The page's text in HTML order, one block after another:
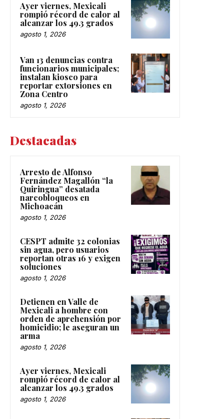
Ayer viernes, Mexicali
rompió récord de calor al
alcanzar los 49.3 grados
agosto 1, 2026
Van 13 denuncias contra
funcionarios municipales;
instalan kiosco para
reportar extorsiones en
Zona Centro
agosto 1, 2026
Destacadas
Arresto de Alfonso
Fernández Magallón “la
Quiringua” desatada
narcobloqueos en
Michoacán
agosto 1, 2026
CESPT admite 32 colonias
sin agua, pero usuarios
reportan otras 16 y exigen
soluciones
agosto 1, 2026
Detienen en Valle de
Mexicali a hombre con
orden de aprehensión por
homicidio; le aseguran un
arma
agosto 1, 2026
Ayer viernes, Mexicali
rompió récord de calor al
alcanzar los 49.3 grados
agosto 1, 2026